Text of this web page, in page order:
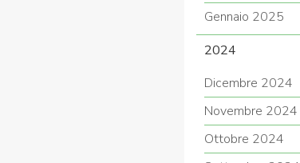
Gennaio 2025
2024
Dicembre 2024
Novembre 2024
Ottobre 2024